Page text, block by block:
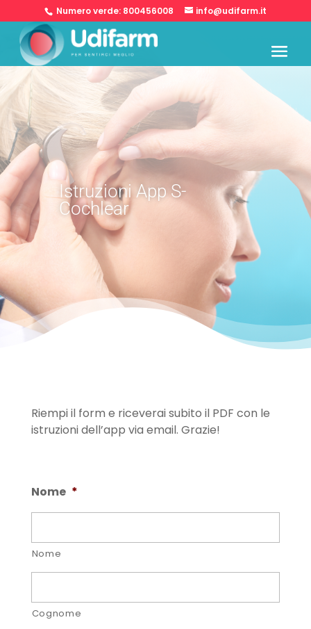
Numero verde: 800456008 info@udifarm.it
Istruzioni App S-
Cochlear
Riempi il form e riceverai subito il PDF con le
istruzioni dell’app via email. Grazie!
Nome *
Nome
Cognome